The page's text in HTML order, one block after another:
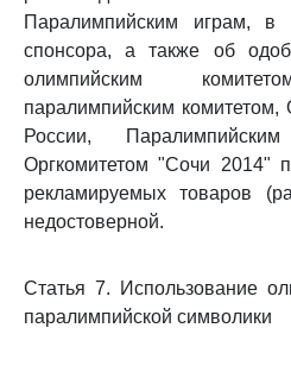
Паралимпийским играм, в
спонсора, а также об
олимпийским
паралимпийским комитетом,
России,
Оргкомитетом "Сочи 2014"
рекламируемых товаров
недостоверной.
Статья 7. Использование
паралимпийской символики